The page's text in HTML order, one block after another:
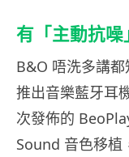
有「主動抗噪
B&O 唔洗多講
推出音樂藍牙耳
次發佈的
Sound 音色移植